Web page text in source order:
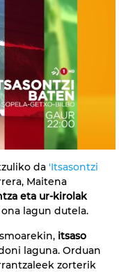
da 'Itsasontzi
Maitena
eta ur-kirolak
lagun dutela.
itsaso
laguna. Orduan
zorterik